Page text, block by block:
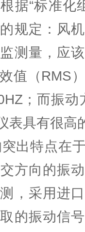
据“标准化
规定：风
测量，应
值（RMS
；而振
表具有很高
出特点在
方向的振
，采用进
的振动信